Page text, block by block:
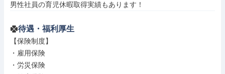
男性社員の育児休暇取得実績もあります！
待遇・福利厚生
【保険制度】
・雇用保険
・労災保険